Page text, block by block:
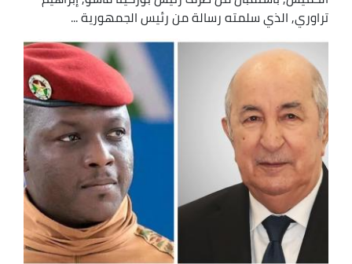
تراوري, الذي سلمته رسالة من رئيس الجمهورية ...